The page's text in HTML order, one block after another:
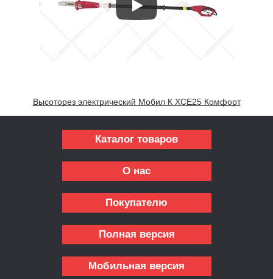
Высоторез электрический Мобил К XСE25 Комфорт
Каталог товаров
О нас
Покупателю
Полная версия
Мобильная версия